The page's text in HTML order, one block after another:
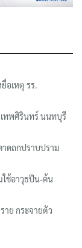
อเหตุ รร.
เทพศิรินทร์ นนทบุรี
ดถกปราบปราม
ใช้อาวุธปืน-ค้น
าย กระจายตัว